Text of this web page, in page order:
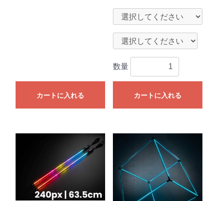
カートに入れる
数量
カートに入れる